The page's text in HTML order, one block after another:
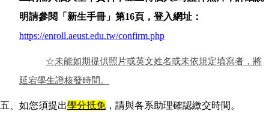
明請參閱
「新生手冊」第16頁，登入網址：
https://enroll.aeust.edu.tw/confirm.php
☆未能如期提供照片或英文姓名或未依規定填寫者，將
延宕學生證核發時間。
五、 如您須提出學分抵免，請與各系助理確認繳交時間。